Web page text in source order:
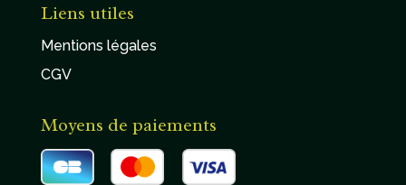
Liens utiles
Mentions légales
CGV
Moyens de paiements